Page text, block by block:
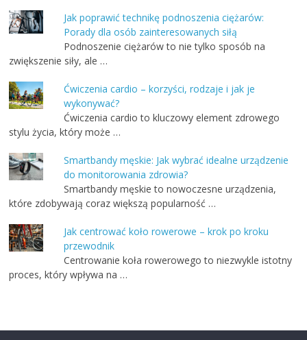
Jak poprawić technikę podnoszenia ciężarów:
Porady dla osób zainteresowanych siłą
Podnoszenie ciężarów to nie tylko sposób na
zwiększenie siły, ale …
Ćwiczenia cardio – korzyści, rodzaje i jak je
wykonywać?
Ćwiczenia cardio to kluczowy element zdrowego
stylu życia, który może …
Smartbandy męskie: Jak wybrać idealne urządzenie
do monitorowania zdrowia?
Smartbandy męskie to nowoczesne urządzenia,
które zdobywają coraz większą popularność …
Jak centrować koło rowerowe – krok po kroku
przewodnik
Centrowanie koła rowerowego to niezwykle istotny
proces, który wpływa na …